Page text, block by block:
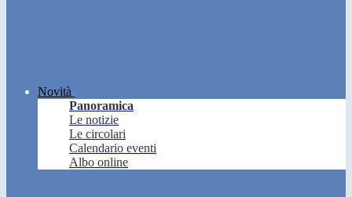
Novità
Panoramica
Le notizie
Le circolari
Calendario eventi
Albo online